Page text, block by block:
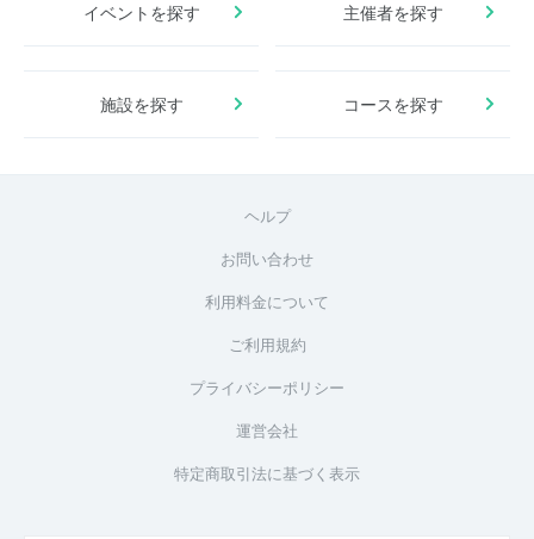
イベントを探す 主催者を探す
施設を探す コースを探す
ヘルプ
お問い合わせ
利用料金について
ご利用規約
プライバシーポリシー
運営会社
特定商取引法に基づく表示